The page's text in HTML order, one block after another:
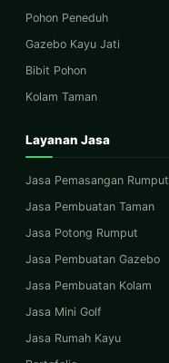
Pohon Peneduh
Gazebo Kayu Jati
Bibit Pohon
Kolam Taman
Layanan Jasa
Jasa Pemasangan Rumput
Jasa Pembuatan Taman
Jasa Potong Rumput
Jasa Pembuatan Gazebo
Jasa Pembuatan Kolam
Jasa Mini Golf
Jasa Rumah Kayu